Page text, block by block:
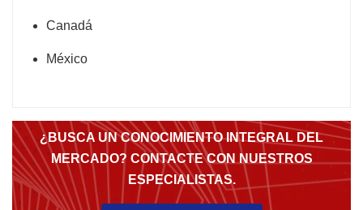
Canadá
México
¿BUSCA UN CONOCIMIENTO INTEGRAL DEL
MERCADO? CONTACTE CON NUESTROS
ESPECIALISTAS.